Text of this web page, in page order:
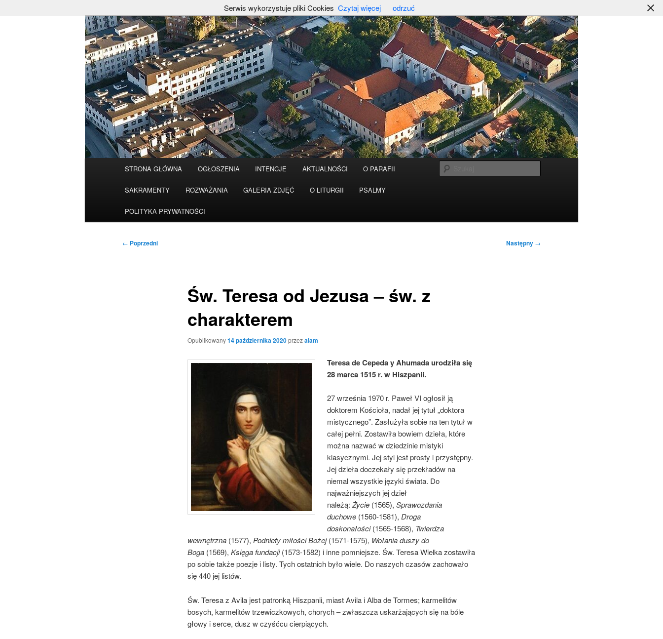
STRONA GŁÓWNA OGŁOSZENIA INTENCJE AKTUALNOŚCI O PARAFII
SAKRAMENTY ROZWAŻANIA GALERIA ZDJĘĆ O LITURGII PSALMY
POLITYKA PRYWATNOŚCI
Nawigacja
← Poprzedni Następny →
Św. Teresa od Jezusa – św. z
charakterem
Opublikowany14 października 2020przezalam
Teresa de Cepeda y Ahumada urodziła się
28 marca 1515 r. w Hiszpanii.
27 września 1970 r. Paweł VI ogłosił ją
doktorem Kościoła, nadał jej tytuł „doktora
mistycznego”. Zasłużyła sobie na ten tytuł w
całej pełni. Zostawiła bowiem dzieła, które
można nazwać w dziedzinie mistyki
klasycznymi. Jej styl jest prosty i przystępny.
Jej dzieła doczekały się przekładów na
niemal wszystkie języki świata. Do
najważniejszych jej dzieł
należą:Życie (1565),Sprawozdania
duchowe (1560-1581),Droga
doskonałości(1565-1568), Twierdza
wewnętrzna(1577), Podniety miłości Bożej(1571-1575), Wołania duszy do
Boga(1569), Księga fundacji(1573-1582) i inne pomniejsze. Św. Teresa Wielka zostawiła
po sobie także poezje i listy. Tych ostatnich było wiele. Do naszych czasów zachowało
się 440 jej listów.
Św. Teresa z Avila jest patronką Hiszpanii, miast Avila i Alba de Tormes; karmelitów
bosych, karmelitów trzewiczkowych, chorych – zwłaszcza uskarżających się na bóle
głowy i serce, dusz w czyśćcu cierpiących.
Serwis wykorzystuje pliki Cookies Czytaj więcej odrzuć